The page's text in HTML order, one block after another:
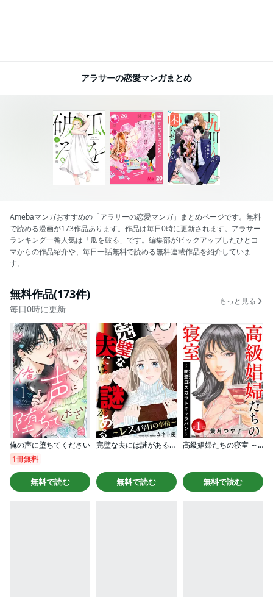
アラサーの恋愛マンガまとめ
Amebaマンガおすすめの「アラサーの恋愛マンガ」まとめページです。無料
で読める漫画が173作品あります。作品は毎日0時に更新されます。アラサー
ランキング一番人気は「瓜を破る」です。編集部がピックアップしたひとコ
マからの作品紹介や、毎日一話無料で読める無料連載作品を紹介していま
す。
無料作品(173件)
毎日0時に更新
もっと見る
俺の声に堕ちてください
1冊無料
無料で読む
完璧な夫には謎がある～レス4年目の事情～
無料で読む
高級娼婦たちの寝室 ～闇聖母スカウトキャラバン～（分冊版）
無料で読む